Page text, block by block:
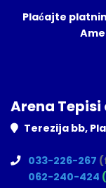
Plaćajte
Arena Tepisi
Terezija bb,
033-226-267
062-240-424